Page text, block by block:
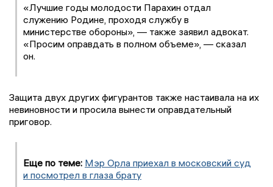
«Лучшие годы молодости Парахин отдал
служению Родине, проходя службу в
министерстве обороны», — также заявил адвокат.
«Просим оправдать в полном объеме», — сказал
он.
Защита двух других фигурантов также настаивала на их
невиновности и просила вынести оправдательный
приговор.
Еще по теме: Мэр Орла приехал в московский суд
и посмотрел в глаза брату